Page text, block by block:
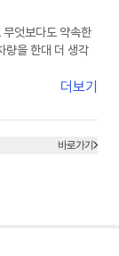
엇보다도 약속한
량을 한대 더 생각
더보기
바로가기